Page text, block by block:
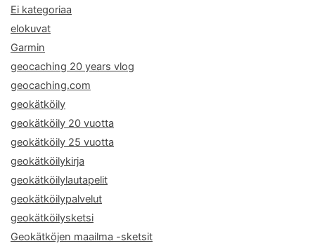
Ei kategoriaa
elokuvat
Garmin
geocaching 20 years vlog
geocaching.com
geokätköily
geokätköily 20 vuotta
geokätköily 25 vuotta
geokätköilykirja
geokätköilylautapelit
geokätköilypalvelut
geokätköilysketsi
Geokätköjen maailma -sketsit